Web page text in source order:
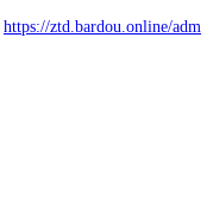
https://ztd.bardou.online/adm